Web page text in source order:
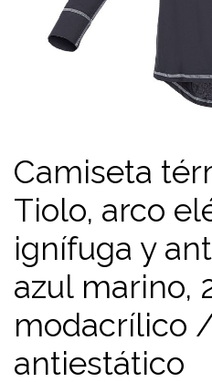
Camiseta
Tiolo, arco
ignífuga y
azul marino,
modacrílico
antiestático